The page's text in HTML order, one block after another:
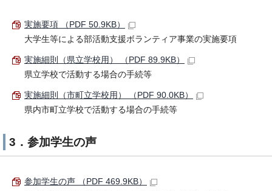
実施要項 （PDF 50.9KB）
大学生等による部活動支援ボランティア事業の実施要項
実施細則（県立学校用） （PDF 89.9KB）
県立学校で活動する場合の手続等
実施細則（市町立学校用） （PDF 90.0KB）
県内市町立学校で活動する場合の手続等
3．参加学生の声
参加学生の声 （PDF 469.9KB）